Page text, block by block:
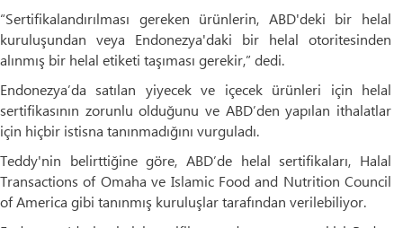
“Sertifikalandırılması gereken ürünlerin, ABD'deki bir helal
kuruluşundan veya Endonezya'daki bir helal otoritesinden
alınmış bir helal etiketi taşıması gerekir,” dedi.
Endonezya’da satılan yiyecek ve içecek ürünleri için helal
sertifikasının zorunlu olduğunu ve ABD’den yapılan ithalatlar
için hiçbir istisna tanınmadığını vurguladı.
Teddy'nin belirttiğine göre, ABD’de helal sertifikaları, Halal
Transactions of Omaha ve Islamic Food and Nutrition Council
of America gibi tanınmış kuruluşlar tarafından verilebiliyor.